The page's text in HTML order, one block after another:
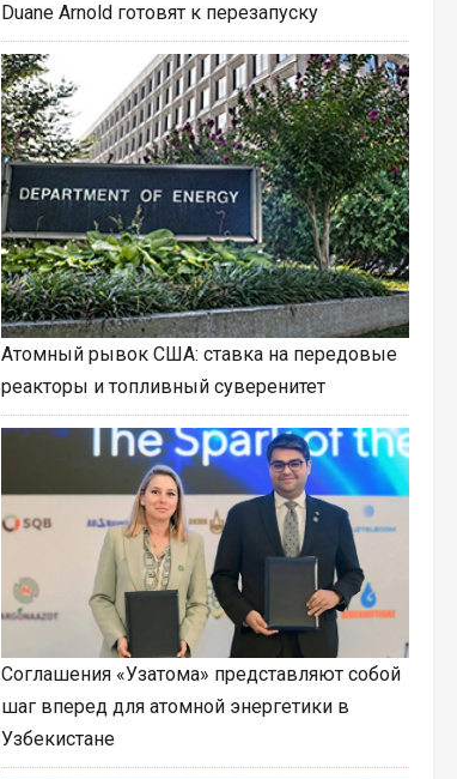
Duane Arnold готовят к перезапуску
Атомный рывок США: ставка на передовые
реакторы и топливный суверенитет
Соглашения «Узатома» представляют собой
шаг вперед для атомной энергетики в
Узбекистане